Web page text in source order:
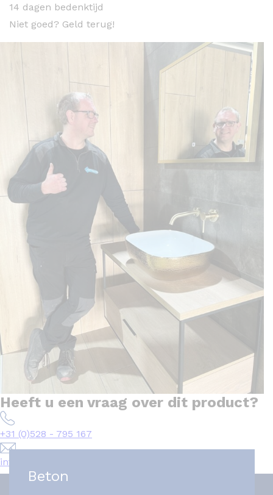
14 dagen bedenktijd
Niet goed? Geld terug!
Heeft u een vraag over dit product?
+31 (0)528 - 795 167
info@het-tegelplein.nl
Beton